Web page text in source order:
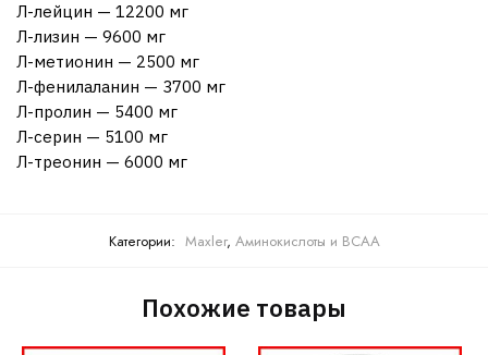
Л-лейцин — 12200 мг
Л-лизин — 9600 мг
Л-метионин — 2500 мг
Л-фенилаланин — 3700 мг
Л-пролин — 5400 мг
Л-серин — 5100 мг
Л-треонин — 6000 мг
Категории: Maxler, Аминокислоты и BCAA
Похожие товары